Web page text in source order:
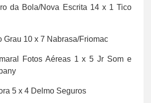
da Bola/Nova Escrita 14 x 1 Tico
Grau 10 x 7 Nabrasa/Friomac
Fotos Aéreas 1 x 5 Jr Som e
5 x 4 Delmo Seguros